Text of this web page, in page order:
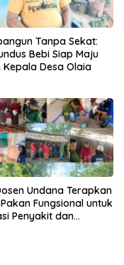
Tanpa Sekat:
Bebi Siap Maju
Kepala Desa Olaia
Undana Terapkan
Fungsional untuk
Penyakit dan